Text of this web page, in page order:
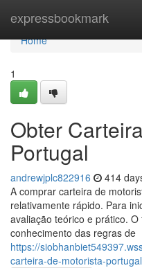
expressbookmark
Home
Home
1
Obter
Portugal
andrewjplc822916 414
A comprar carteira de
relativamente rápido. Para
avaliação teórico e prático.
conhecimento das regras de
https://
carteira-de-motorista-portugal